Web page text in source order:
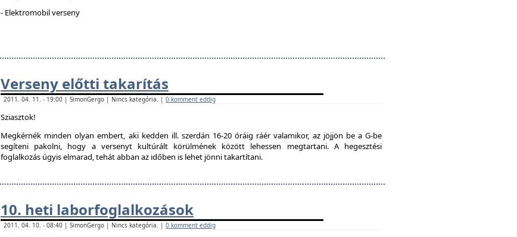
- Elektromobil verseny
Verseny előtti takarítás
2011. 04. 11. - 19:00 | SimonGergo | Nincs kategória. | 0 komment eddig
Sziasztok!
Megkérnék minden olyan embert, aki kedden ill. szerdán 16-20 óráig ráér valamikor, az jöjjön be a G-be
segíteni pakolni, hogy a versenyt kultúrált körülmének között lehessen megtartani. A hegesztési
foglalkozás úgyis elmarad, tehát abban az időben is lehet jönni takartítani.
10. heti laborfoglalkozások
2011. 04. 10. - 08:40 | SimonGergo | Nincs kategória. | 0 komment eddig